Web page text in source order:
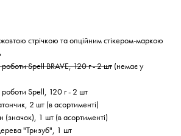
стрічкою та опційним стікером-маркою
Spell BRAVE, 120 г - 2 шт (немає у
Spell, 120 г - 2 шт
2 шт (в асортименті)
(значок), 1 шт (в асортименті)
"Тризуб", 1 шт